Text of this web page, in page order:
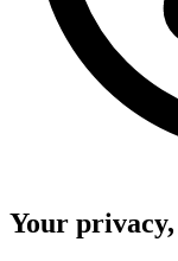
Your